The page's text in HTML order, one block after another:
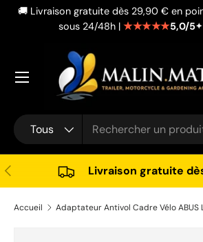
Aller au contenu
🚚 Livraison gratuite dès 29,90 € en
sous 24/48h | ★★★★★5,0/5✦
Recherche
Type de produit
Tous
Précédent Livraison gratuite
Accueil Adaptateur Antivol Cadre Vélo ABUS